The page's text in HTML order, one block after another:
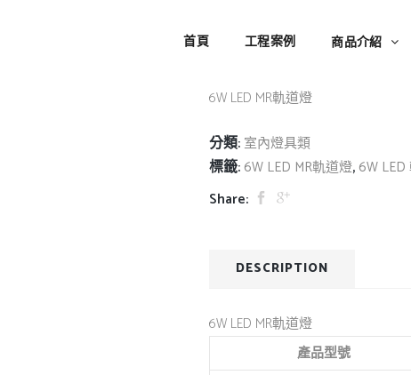
首頁 工程案例 商品介紹
6W LED MR軌道燈
6W LED MR軌道燈
分類: 室內燈具類
標籤: 6W LED MR軌道燈, 6W
Share:
DESCRIPTION
6W LED MR軌道燈
產品型號